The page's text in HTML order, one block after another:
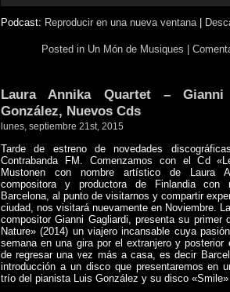
audio
Podcast: Reproducir en una nueva ventana|
Posted in Un Món de Musiques
Laura Annika Quartet –
González, Nuevos Cds
lunes, septiembre 21st, 2015
Tarde de estreno de novedades
Contrabanda FM. Comenzamos con el Cd
Mustonen con nombre artístico de Laura
compositora y productora de Finlandia con
Barcelona, al punto de visitarnos y compartir
ciudad, nos visitará nuevamente en Noviembre.
compositor Gianni Gagliardi, presenta su primer
Nature» (2014) un viajero incansable cuya
semana en una gira por el extranjero y
de regresar una vez más a casa, es decir
introducción a un disco que presentaremos en
trío del pianista Luis González y su disco